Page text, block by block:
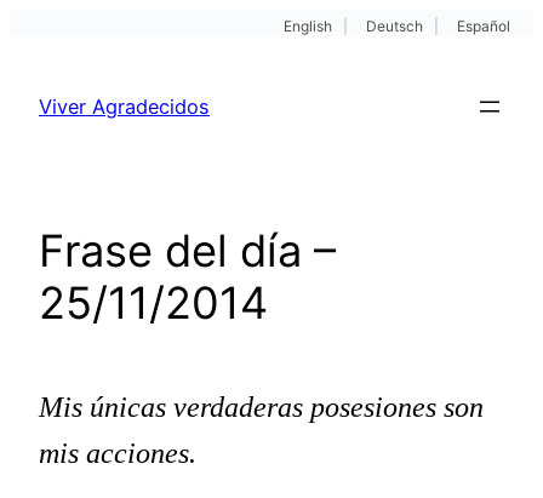
English Deutsch Español
Viver Agradecidos
Frase del día –
25/11/2014
Mis únicas verdaderas posesiones son
mis acciones.